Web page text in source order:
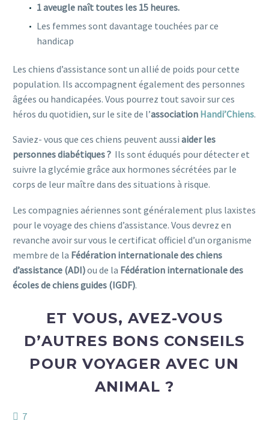
1 aveugle naît toutes les 15 heures.
Les femmes sont davantage touchées par ce
handicap
Les chiens d’assistance sont un allié de poids pour cette
population. Ils accompagnent également des personnes
âgées ou handicapées. Vous pourrez tout savoir sur ces
héros du quotidien, sur le site de l’association Handi’Chiens.
Saviez- vous que ces chiens peuvent aussi aider les
personnes diabétiques ? Ils sont éduqués pour détecter et
suivre la glycémie grâce aux hormones sécrétées par le
corps de leur maître dans des situations à risque.
Les compagnies aériennes sont généralement plus laxistes
pour le voyage des chiens d’assistance. Vous devrez en
revanche avoir sur vous le certificat officiel d’un organisme
membre de la Fédération internationale des chiens
d’assistance (ADI)ou de la Fédération internationale des
écoles de chiens guides (IGDF).
ET VOUS, AVEZ-VOUS
D’AUTRES BONS CONSEILS
POUR VOYAGER AVEC UN
ANIMAL ?
7